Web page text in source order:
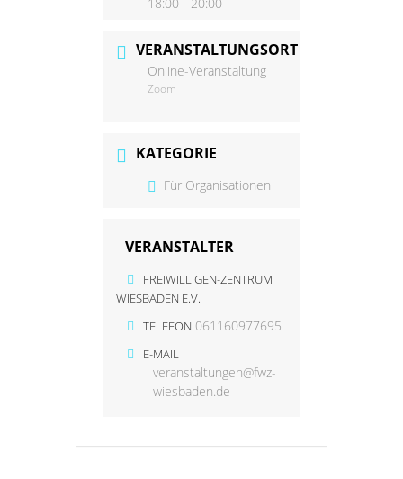
VERANSTALTUNGSORT
Online-Veranstaltung
Zoom
KATEGORIE
Für Organisationen
VERANSTALTER
FREIWILLIGEN-ZENTRUM
WIESBADEN E.V.
TELEFON 061160977695
E-MAIL
veranstaltungen@fwz-
wiesbaden.de